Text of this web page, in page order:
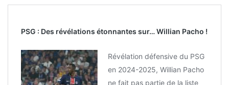
PSG : Des révélations étonnantes sur… Willian Pacho !
Révélation défensive du PSG
en 2024-2025, Willian Pacho
ne fait pas partie de la liste